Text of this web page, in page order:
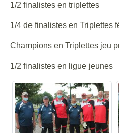
1/2 finalistes en triplettes
1/4 de finalistes en Triplettes
Champions en Triplettes jeu
1/2 finalistes en ligue jeunes